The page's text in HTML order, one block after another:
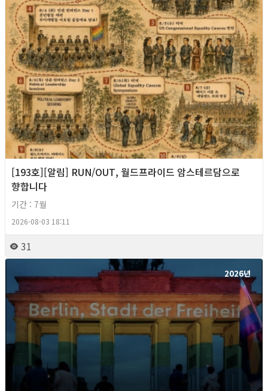
[193호][알림] RUN/OUT, 월드프라이드 암스테르담으로
향합니다
기간 : 7월
2026-08-03 18:11
31
2026년